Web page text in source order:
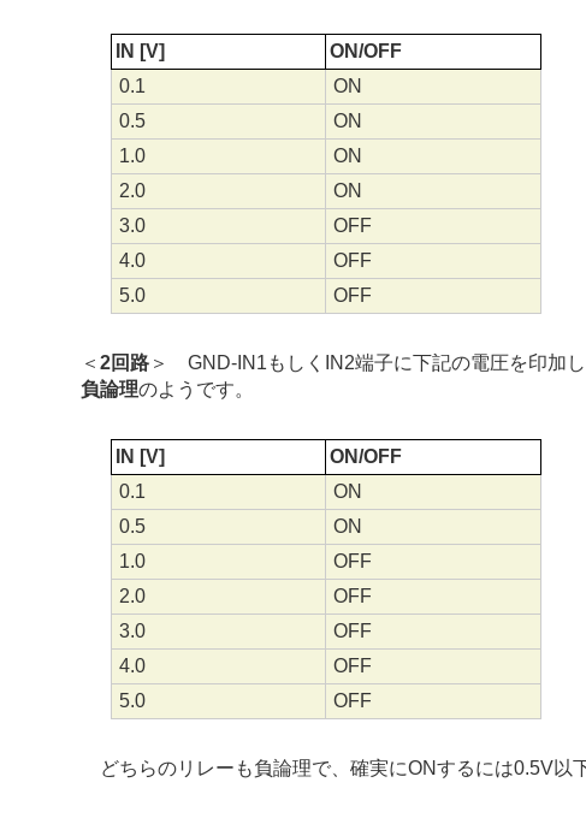
IN [V]
ON/OFF
0.1
ON
0.5
ON
1.0
ON
2.0
ON
3.0
OFF
4.0
OFF
5.0
OFF
＜2回路 ＞ GND-IN1もしくIN2端子に下記の電圧を印加
負論理のようです。
IN [V]
ON/OFF
0.1
ON
0.5
ON
1.0
OFF
2.0
OFF
3.0
OFF
4.0
OFF
5.0
OFF
どちらのリレーも負論理で、確実にONするには0.5V以